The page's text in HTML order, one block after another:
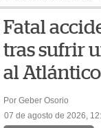
Fatal
tras sufrir
al Atlántico
Por Geber Osorio
07 de agosto de 2026,